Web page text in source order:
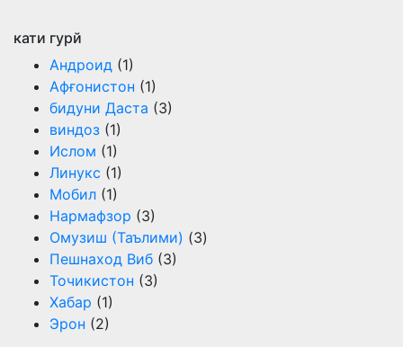
кати гурй
Андроид (1)
Афғонистон (1)
бидуни Даста (3)
виндоз (1)
Ислом (1)
Линукс (1)
Мобил (1)
Нармафзор (3)
Омузиш (Таълими) (3)
Пешнаход Виб (3)
Точикистон (3)
Хабар (1)
Эрон (2)